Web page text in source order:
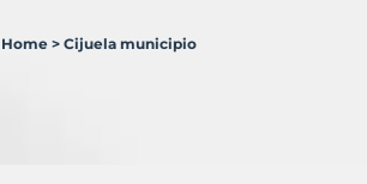
Home > Cijuela municipio